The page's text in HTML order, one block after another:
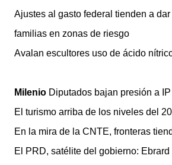
Ajustes al gasto federal tienden a
familias en zonas de riesgo
Avalan escultores uso de ácido
Milenio Diputados bajan presión a
El turismo arriba de los niveles del
En la mira de la CNTE, fronteras
El PRD, satélite del gobierno: Ebrard